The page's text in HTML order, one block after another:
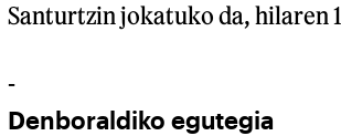
Santurtzin jokatuko da, hilaren
-
Denboraldiko egutegia